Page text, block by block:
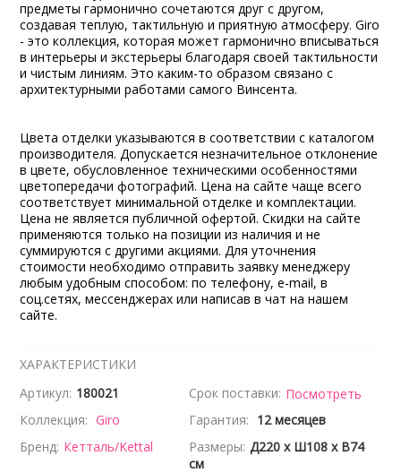
предметы гармонично сочетаются друг с другом,
создавая теплую, тактильную и приятную атмосферу. Giro
- это коллекция, которая может гармонично вписываться
в интерьеры и экстерьеры благодаря своей тактильности
и чистым линиям. Это каким-то образом связано с
архитектурными работами самого Винсента.
Цвета отделки указываются в соответствии с каталогом
производителя. Допускается незначительное отклонение
в цвете, обусловленное техническими особенностями
цветопередачи фотографий. Цена на сайте чаще всего
соответствует минимальной отделке и комплектации.
Цена не является публичной офертой. Скидки на сайте
применяются только на позиции из наличия и не
суммируются с другими акциями. Для уточнения
стоимости необходимо отправить заявку менеджеру
любым удобным способом: по телефону, e-mail, в
соц.сетях, мессенджерах или написав в чат на нашем
сайте.
ХАРАКТЕРИСТИКИ
Артикул: 180021 Срок поставки: Посмотреть
Коллекция: Giro Гарантия: 12 месяцев
Бренд: Кетталь/Kettal Размеры: Д220 x Ш108 x В74
см